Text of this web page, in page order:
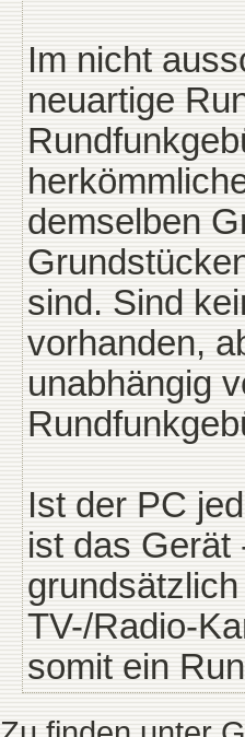
Im nicht
neuartige
demselben
sind. Sind
vorhanden,
unabhängig
Ist der PC
ist das Gerät
TV-/Radio-
somit ein